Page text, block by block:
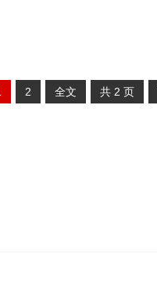
2 全文 共 2 页